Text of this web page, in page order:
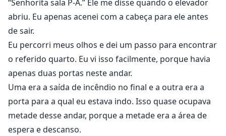
“Senhorita sala P-A.” Ele me disse quando o elevador
abriu. Eu apenas acenei com a cabeça para ele antes
de sair.
Eu percorri meus olhos e dei um passo para encontrar
o referido quarto. Eu vi isso facilmente, porque havia
apenas duas portas neste andar.
Uma era a saída de incêndio no final e a outra era a
porta para a qual eu estava indo. Isso quase ocupava
metade desse andar, porque a metade era a área de
espera e descanso.